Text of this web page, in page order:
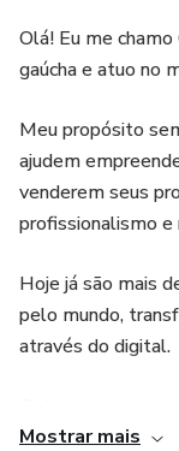
Olá! Eu me
gaúcha e atuo no
Meu propósito
ajudem
venderem seus
profissionalismo
Hoje já são mais
pelo mundo,
através do digital.
Mostrar mais